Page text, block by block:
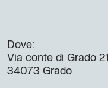
Dove:
Via conte di Grado 21
34073 Grado